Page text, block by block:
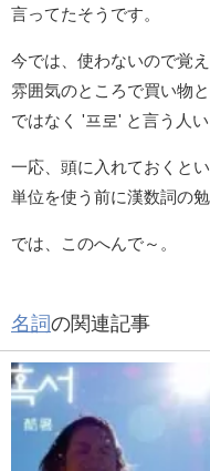
言ってたそうです。
今では、使わないので覚
雰囲気のところで買い物
ではなく '프로' と言う人
一応、頭に入れておくとい
単位を使う前に漢数詞の
では、このへんで～。
名詞の関連記事